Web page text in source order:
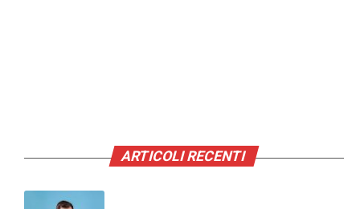
ARTICOLI RECENTI